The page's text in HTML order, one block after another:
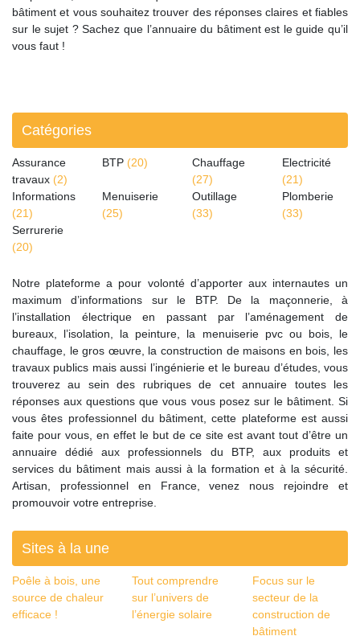
bâtiment et vous souhaitez trouver des réponses claires et fiables
sur le sujet ? Sachez que l’annuaire du bâtiment est le guide qu’il
vous faut !
Catégories
Assurance
travaux (2)
BTP (20)
Chauffage
(27)
Electricité
(21)
Informations
(21)
Menuiserie
(25)
Outillage
(33)
Plomberie
(33)
Serrurerie
(20)
Notre plateforme a pour volonté d’apporter aux internautes un
maximum d’informations sur le BTP. De la maçonnerie, à
l’installation électrique en passant par l’aménagement de
bureaux, l’isolation, la peinture, la menuiserie pvc ou bois, le
chauffage, le gros œuvre, la construction de maisons en bois, les
travaux publics mais aussi l’ingénierie et le bureau d’études, vous
trouverez au sein des rubriques de cet annuaire toutes les
réponses aux questions que vous vous posez sur le bâtiment. Si
vous êtes professionnel du bâtiment, cette plateforme est aussi
faite pour vous, en effet le but de ce site est avant tout d’être un
annuaire dédié aux professionnels du BTP, aux produits et
services du bâtiment mais aussi à la formation et à la sécurité.
Artisan, professionnel en France, venez nous rejoindre et
promouvoir votre entreprise.
Sites à la une
Poêle à bois, une
source de chaleur
efficace !
Tout comprendre
sur l’univers de
l’énergie solaire
Focus sur le
secteur de la
construction de
bâtiment